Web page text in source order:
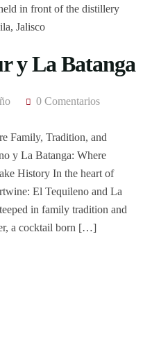
y La Batanga
0 Comentarios
Family, Tradition, and
y La Batanga: Where
History In the heart of
El Tequileno and La
in family tradition and
a cocktail born […]